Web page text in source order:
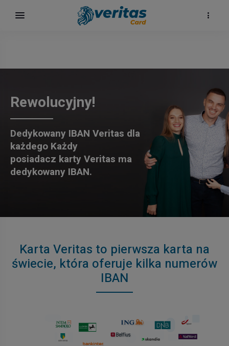
Rewolucyjny!
Dedykowany IBAN Veritas dla
każdego Każdy
posiadacz karty Veritas ma
dedykowany IBAN.
Karta Veritas to pierwsza karta na
świecie, która oferuje kilka numerów
IBAN